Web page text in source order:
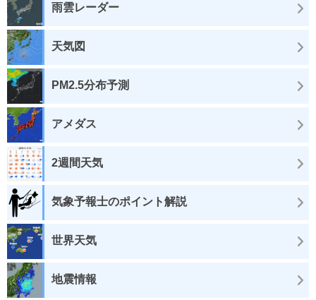
雨雲レーダー
天気図
PM2.5分布予測
アメダス
2週間天気
気象予報士のポイント解説
世界天気
地震情報